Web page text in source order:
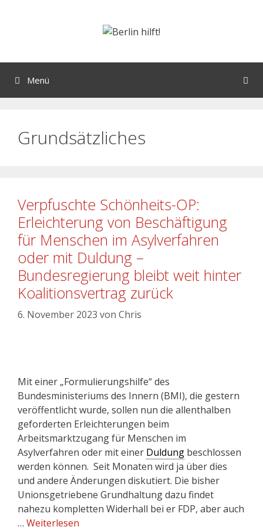
Menü
Grundsätzliches
Verpfuschte Schönheits-OP:
Erleichterung von Beschäftigung
für Menschen im Asylverfahren
oder mit Duldung –
Bundesregierung bleibt weit hinter
Koalitionsvertrag zurück
6. November 2023 von Chris
Mit einer „Formulierungshilfe“ des
Bundesministeriums des Innern (BMI), die gestern
veröffentlicht wurde, sollen nun die allenthalben
geforderten Erleichterungen beim
Arbeitsmarktzugang für Menschen im
Asylverfahren oder mit einer Duldung beschlossen
werden können. Seit Monaten wird ja über dies
und andere Änderungen diskutiert. Die bisher
Unionsgetriebene Grundhaltung dazu findet
nahezu kompletten Widerhall bei er FDP, aber auch
… Weiterlesen